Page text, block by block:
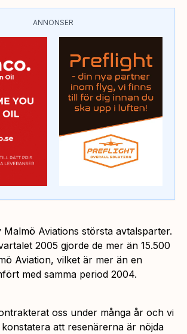
ANNONSER
Malmö Aviations största avtalsparter.
2005 gjorde de mer än 15.500
Aviation, vilket är mer än en
med samma period 2004.
oss under många år och vi
konstatera att resenärerna är nöjda